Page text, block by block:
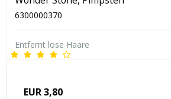
6300000370
Entfernt lose Haare
EUR 3,80